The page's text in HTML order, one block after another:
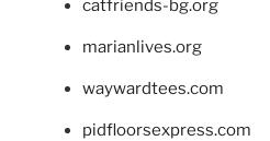
catfriends-bg.org
marianlives.org
waywardtees.com
pidfloorsexpress.com